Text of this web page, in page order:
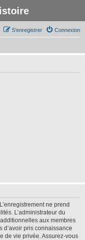
Connexion
S’enregistrer
ne prend
L’administrateur du
aux membres
d’avoir pris connaissance
de vie privée. Assurez-vous